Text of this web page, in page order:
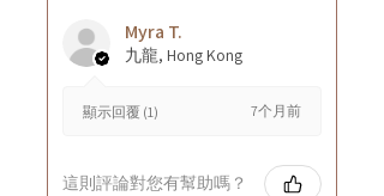
Myra T.
九龍, Hong Kong
顯示回覆 (1) 7个月前
這則評論對您有幫助嗎？